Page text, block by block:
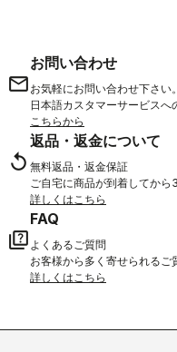
email
お問い合わせ
お気軽にお問い合わせ下さい。
日本語カスタマーサービスへ
こちらから
replay
返品・返金について
無料返品・返金保証
ご自宅に商品が到着してから
詳しくはこちら
quiz
FAQ
よくあるご質問
お客様から多く寄せられるご
詳しくはこちら